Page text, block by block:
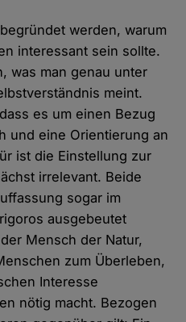
werden, warum
interessant sein sollte.
was man genau unter
meint.
es um einen Bezug
und eine Orientierung an
ist die Einstellung zur
irrelevant. Beide
sogar im
ausgebeutet
Mensch der Natur,
zum Überleben,
Interesse
nötig macht. Bezogen